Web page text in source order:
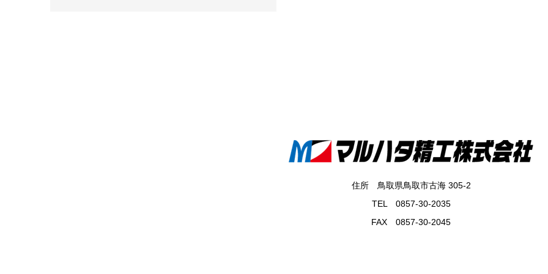
住所 鳥取県鳥取市古海 305-2
TEL 0857-30-2035
FAX 0857-30-2045